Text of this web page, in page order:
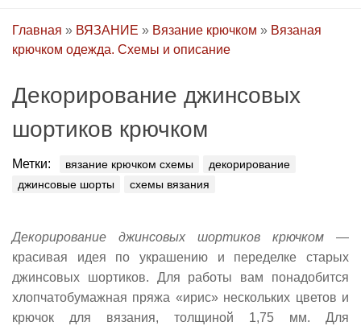
Главная » ВЯЗАНИЕ » Вязание крючком » Вязаная
крючком одежда. Схемы и описание
Декорирование джинсовых
шортиков крючком
Метки: вязание крючком схемы
декорирование
джинсовые шорты
схемы вязания
Декорирование джинсовых шортиков крючком —
красивая идея по украшению и переделке старых
джинсовых шортиков. Для работы вам понадобится
хлопчатобумажная пряжа «ирис» нескольких цветов и
крючок для вязания, толщиной 1,75 мм. Для